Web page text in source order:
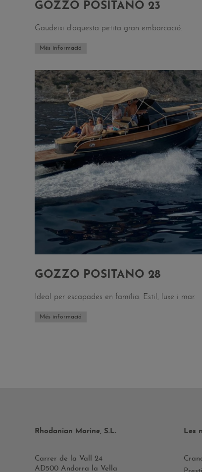
GOZZO POSITANO 23
Gaudeixi d'aquesta petita gran embarcació.
Més informació
GOZZO POSITANO 28
Ideal per escapades en família. Estil, luxe i mar.
Més informació
Rhodanian Marine, S.L.
Carrer de la Vall 24
AD500 Andorra la Vella
Les